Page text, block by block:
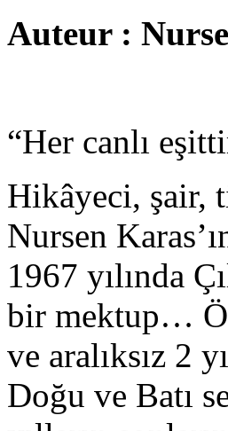
Auteur :
“Her canlı
Hikâyeci, şair,
Nursen
1967 yılında
bir mektup…
ve aralıksız 2
Doğu ve Batı